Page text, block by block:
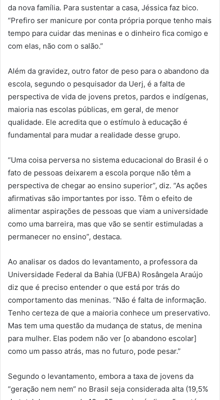
da nova família. Para sustentar a casa, Jéssica faz bico.
“Prefiro ser manicure por conta própria porque tenho mais
tempo para cuidar das meninas e o dinheiro fica comigo e
com elas, não com o salão.”
Além da gravidez, outro fator de peso para o abandono da
escola, segundo o pesquisador da Uerj, é a falta de
perspectiva de vida de jovens pretos, pardos e indígenas,
maioria nas escolas públicas, em geral, de menor
qualidade. Ele acredita que o estímulo à educação é
fundamental para mudar a realidade desse grupo.
“Uma coisa perversa no sistema educacional do Brasil é o
fato de pessoas deixarem a escola porque não têm a
perspectiva de chegar ao ensino superior”, diz. “As ações
afirmativas são importantes por isso. Têm o efeito de
alimentar aspirações de pessoas que viam a universidade
como uma barreira, mas que vão se sentir estimuladas a
permanecer no ensino”, destaca.
Ao analisar os dados do levantamento, a professora da
Universidade Federal da Bahia (UFBA) Rosângela Araújo
diz que é preciso entender o que está por trás do
comportamento das meninas. “Não é falta de informação.
Tenho certeza de que a maioria conhece um preservativo.
Mas tem uma questão da mudança de status, de menina
para mulher. Elas podem não ver [o abandono escolar]
como um passo atrás, mas no futuro, pode pesar.”
Segundo o levantamento, embora a taxa de jovens da
“geração nem nem” no Brasil seja considerada alta (19,5%